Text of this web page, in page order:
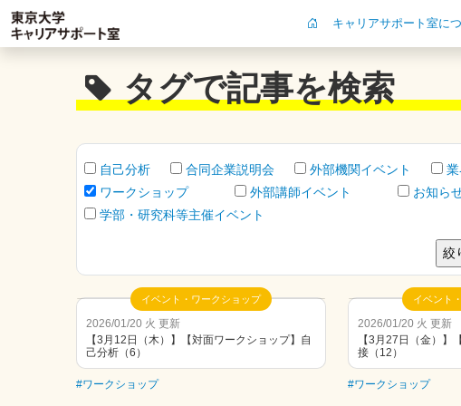
キャリアサポート室に
タグで記事を検索
自己分析 合同企業説明会 外部機関イベント 業
ワークショップ
外部講師イベント お知ら
学部・研究科等主催イベント
イベント・ワークショップ
2026/01/20 火 更新
【3月12日（木）】【対面ワークショップ】自
己分析（6）
#ワークショップ
イベント
2026/01/20 火 更新
【3月27日（金）】
接（12）
#ワークショップ